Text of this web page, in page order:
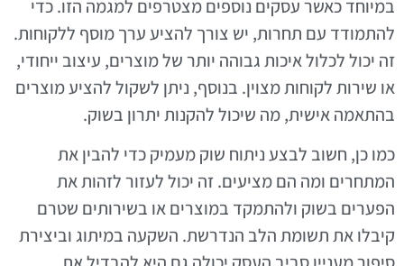
במיוחד כאשר עסקים נוספים מצטרפים למגמה הזו. כדי
להתמודד עם תחרות, יש צורך להציע ערך מוסף ללקוחות.
זה יכול לכלול איכות גבוהה יותר של מוצרים, עיצוב ייחודי,
או שירות לקוחות מצוין. בנוסף, ניתן לשקול להציע מוצרים
בהתאמה אישית, מה שיכול להקנות יתרון בשוק.
כמו כן, חשוב לבצע ניתוח שוק מעמיק כדי להבין את
המתחרים ומה הם מציעים. זה יכול לעזור לזהות את
הפערים בשוק ולהתמקד במוצרים או בשירותים שטרם
קיבלו את תשומת הלב הנדרשת. השקעה במיתוג וביצירת